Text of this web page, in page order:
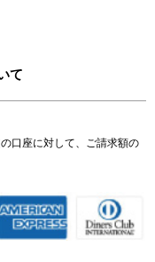
て
口座に対して、ご請求額の